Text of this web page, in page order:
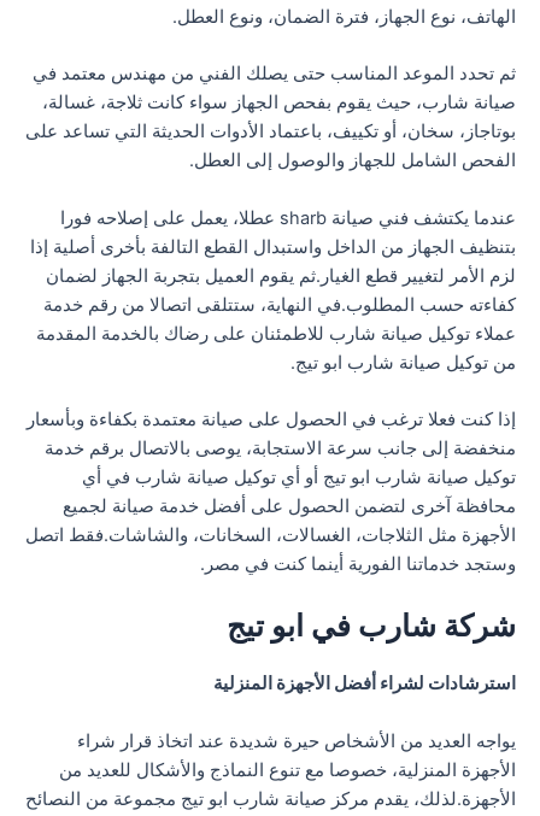
الهاتف، نوع الجهاز، فترة الضمان، ونوع العطل.
ثم تحدد الموعد المناسب حتى يصلك الفني من مهندس معتمد في
صيانة شارب، حيث يقوم بفحص الجهاز سواء كانت ثلاجة، غسالة،
بوتاجاز، سخان، أو تكييف، باعتماد الأدوات الحديثة التي تساعد على
الفحص الشامل للجهاز والوصول إلى العطل.
عندما يكتشف فني صيانة sharb عطلا، يعمل على إصلاحه فورا
بتنظيف الجهاز من الداخل واستبدال القطع التالفة بأخرى أصلية إذا
لزم الأمر لتغيير قطع الغيار.ثم يقوم العميل بتجربة الجهاز لضمان
كفاءته حسب المطلوب.في النهاية، ستتلقى اتصالا من رقم خدمة
عملاء توكيل صيانة شارب للاطمئنان على رضاك بالخدمة المقدمة
من توكيل صيانة شارب ابو تيج.
إذا كنت فعلا ترغب في الحصول على صيانة معتمدة بكفاءة وبأسعار
منخفضة إلى جانب سرعة الاستجابة، يوصى بالاتصال برقم خدمة
توكيل صيانة شارب ابو تيج أو أي توكيل صيانة شارب في أي
محافظة آخرى لتضمن الحصول على أفضل خدمة صيانة لجميع
الأجهزة مثل الثلاجات، الغسالات، السخانات، والشاشات.فقط اتصل
وستجد خدماتنا الفورية أينما كنت في مصر.
شركة شارب في ابو تيج
استرشادات لشراء أفضل الأجهزة المنزلية
يواجه العديد من الأشخاص حيرة شديدة عند اتخاذ قرار شراء
الأجهزة المنزلية، خصوصا مع تنوع النماذج والأشكال للعديد من
الأجهزة.لذلك، يقدم مركز صيانة شارب ابو تيج مجموعة من النصائح